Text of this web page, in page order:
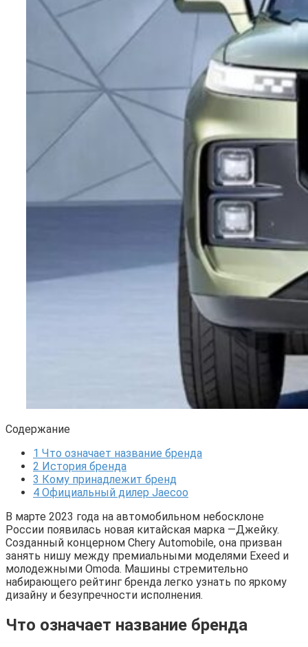
Содержание
1 Что означает название бренда
2 История бренда
3 Кому принадлежит бренд
4 Официальный дилер Jaecoo
В марте 2023 года на автомобильном небосклоне
России появилась новая китайская марка —Джейку.
Созданный концерном Chery Automobile, она призван
занять нишу между премиальными моделями Exeed и
молодежными Omoda. Машины стремительно
набирающего рейтинг бренда легко узнать по яркому
дизайну и безупречности исполнения.
Что означает название бренда